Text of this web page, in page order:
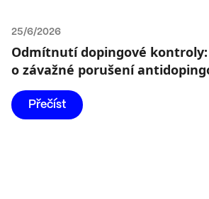
25/6/2026
Odmítnutí dopingové kontroly:
o závažné porušení
Přečíst